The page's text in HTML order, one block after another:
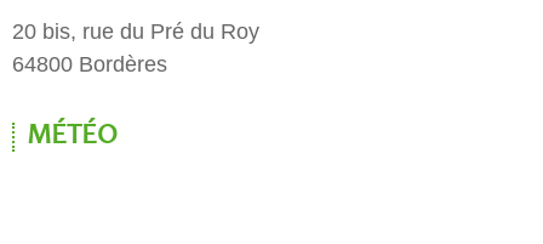
20 bis, rue du Pré du Roy
64800 Bordères
MÉTÉO